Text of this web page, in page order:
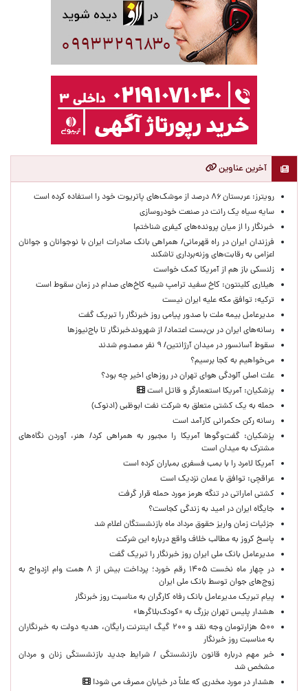
آخرین عناوین
رویترز: عربستان ۸۶ درصد از موشک‌های پاتریوت خود را استفاده کرده است
سایه سیاه یک رانت در صنعت خودروسازی
خبرنگار را از میان پرونده‌های کیفری شناختم!
​فرزندان ایران در راه قهرمانی/ همراهی بانک صادرات ایران با نوجوانان و جوانان
اعزامی به رقابت‌های وزنه‌برداری تاشکند
زلنسکی باز هم از آمریکا کمک خواست
هیلاری کلینتون: کاخ سفید ترامپ شبیه کاخ‌های صدام در زمان سقوط است
ترکیه: توافق مکه علیه ایران نیست
مدیرعامل بیمه ملت با صدور پیامی روز خبرنگار را تبریک گفت
رسانه‌های ایران در بن‌بست اعتماد/ از شهروندخبرنگار تا باج‌نیوزها
سقوط آسانسور در میدان آرژانتین/ ۹ نفر مصدوم شدند
می‌خواهیم به کجا برسیم؟
علت اصلی آلودگی هوای تهران در روزهای اخیر چه بود؟
پزشکیان: آمریکا استعمارگر و قاتل است
حمله به یک کشتی متعلق به شرکت نفت ابوظبی (ادنوک)
رسانه رکن حکمرانی کارآمد است
پزشکیان: گفت‌وگوها آمریکا را مجبور به همراهی کرد/ هنر، آوردن نگاه‌های
مشترک به میدان است
آمریکا لامرد را با بمب فسفری بمباران کرده است
عراقچی: توافق با عمان نزدیک است
کشتی اماراتی در تنگه هرمز مورد حمله قرار گرفت
جایگاه ایران در امید به زندگی کجاست؟
جزئیات زمان واریز حقوق مرداد ماه بازنشستگان اعلام شد
پاسخ کروز به مطالب خلاف واقع درباره این شرکت
مدیرعامل بانک ملی ایران روز خبرنگار را تبریک گفت
در چهار ماه نخست ۱۴۰۵ رقم خورد؛ پرداخت بیش از ۸ همت وام ازدواج به
زوج‌های جوان توسط بانک ملی ایران
پیام تبریک مدیرعامل بانک رفاه کارگران به مناسبت روز خبرنگار
هشدار پلیس تهران بزرگ به «کودک‌بلاگرها»
۵۰۰ هزارتومان وجه نقد و ۲۰۰ گیگ اینترنت رایگان، هدیه دولت به خبرنگاران
به مناسبت روز خبرنگار
خبر مهم درباره قانون بازنشستگی / شرایط جدید بازنشستگی زنان و مردان
مشخص شد
هشدار در مورد مخدری که علناً در خیابان مصرف می شود!